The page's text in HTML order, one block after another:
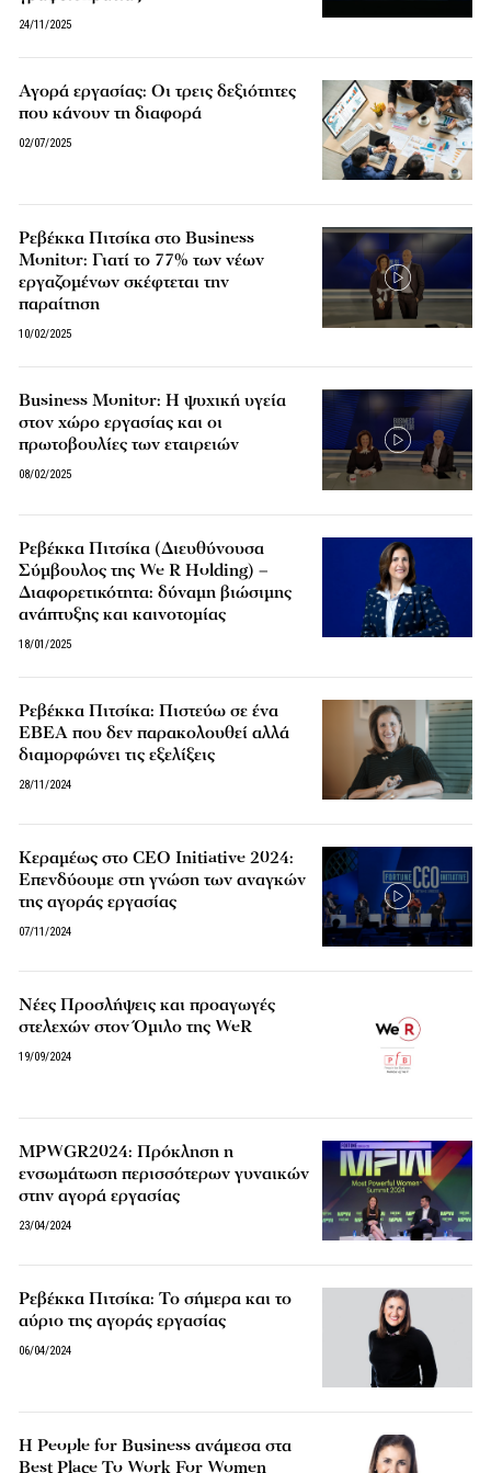
24/11/2025
Αγορά εργασίας: Οι τρεις δεξιότητες
που κάνουν τη διαφορά
02/07/2025
Ρεβέκκα Πιτσίκα στο Business
Monitor: Γιατί το 77% των νέων
εργαζομένων σκέφτεται την
παραίτηση
10/02/2025
Business Monitor: H ψυχική υγεία
στον χώρο εργασίας και οι
πρωτοβουλίες των εταιρειών
08/02/2025
Ρεβέκκα Πιτσίκα (Διευθύνουσα
Σύμβουλος της We R Holding) –
Διαφορετικότητα: δύναμη βιώσιμης
ανάπτυξης και καινοτομίας
18/01/2025
Ρεβέκκα Πιτσίκα: Πιστεύω σε ένα
ΕΒΕΑ που δεν παρακολουθεί αλλά
διαμορφώνει τις εξελίξεις
28/11/2024
Κεραμέως στο CEO Initiative 2024:
Επενδύουμε στη γνώση των αναγκών
της αγοράς εργασίας
07/11/2024
Νέες Προσλήψεις και προαγωγές
στελεχών στον Όμιλο της WeR
19/09/2024
MPWGR2024: Πρόκληση η
ενσωμάτωση περισσότερων γυναικών
στην αγορά εργασίας
23/04/2024
Ρεβέκκα Πιτσίκα: Το σήμερα και το
αύριο της αγοράς εργασίας
06/04/2024
Η People for Business ανάμεσα στα
Best Place To Work For Women